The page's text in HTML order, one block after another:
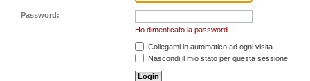
Password:
Ho dimenticato la password
Collegami in automatico ad ogni visita
Nascondi il mio stato per questa sessione